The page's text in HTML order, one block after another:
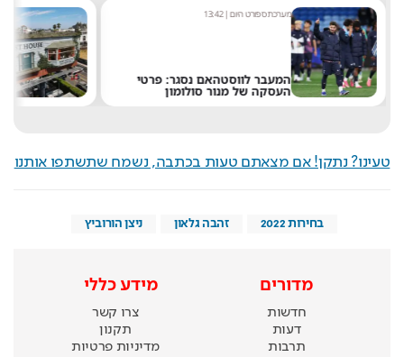
מערכת ספורט היום|
13:42
המעבר לווסטהאם נסגר: פרטי
העסקה של מנור סולומון
טעינו? נתקן! אם מצאתם טעות בכתבה, נשמח שתשתפו אותנו
בחירות 2022 זהבה גלאון ניצן הורוביץ
מדורים
חדשות
דעות
תרבות
מידע כללי
צרו קשר
תקנון
מדיניות פרטיות